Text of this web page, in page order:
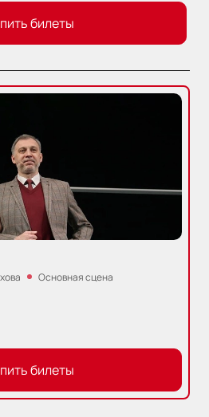
билеты
Основная сцена
билеты